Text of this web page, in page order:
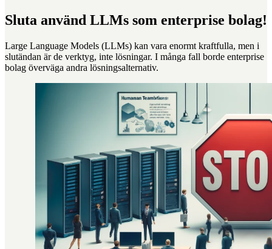
Sluta använd LLMs som enterprise bolag!
Large Language Models (LLMs) kan vara enormt kraftfulla, men i
slutändan är de verktyg, inte lösningar. I många fall borde enterprise
bolag överväga andra lösningsalternativ.